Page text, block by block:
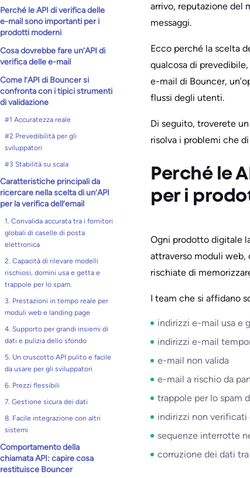
Perché le API di verifica delle
e-mail sono importanti per i
prodotti moderni
Cosa dovrebbe fare un’API di
verifica delle e-mail
Come l’API di Bouncer si
confronta con i tipici strumenti
di validazione
#1 Accuratezza reale
#2 Prevedibilità per gli
sviluppatori
#3 Stabilità su scala
Caratteristiche principali da
ricercare nella scelta di un’API
per la verifica dell’email
1. Convalida accurata tra i fornitori
globali di caselle di posta
elettronica
2. Capacità di rilevare modelli
rischiosi, domini usa e getta e
trappole per lo spam.
3. Prestazioni in tempo reale per
moduli web e landing page
4. Supporto per grandi insiemi di
dati e pulizia dello sfondo
5. Un cruscotto API pulito e facile
da usare per gli sviluppatori
6. Prezzi flessibili
7. Gestione sicura dei dati
8. Facile integrazione con altri
sistemi
Comportamento della
chiamata API: capire cosa
restituisce Bouncer
arrivo, reputazione del
messaggi.
Ecco perché la scelta
qualcosa di
e-mail di Bouncer,
flussi degli utenti.
Di seguito, troverete
risolva i problemi che
Perché le
per i
Ogni prodotto digitale
attraverso moduli web,
rischiate di
I team che si affidano
indirizzi e-mail usa e
indirizzi e-mail
e-mail non valida
e-mail a rischio da
trappole per lo spam
indirizzi non verificati
sequenze interrotte
corruzione dei dati